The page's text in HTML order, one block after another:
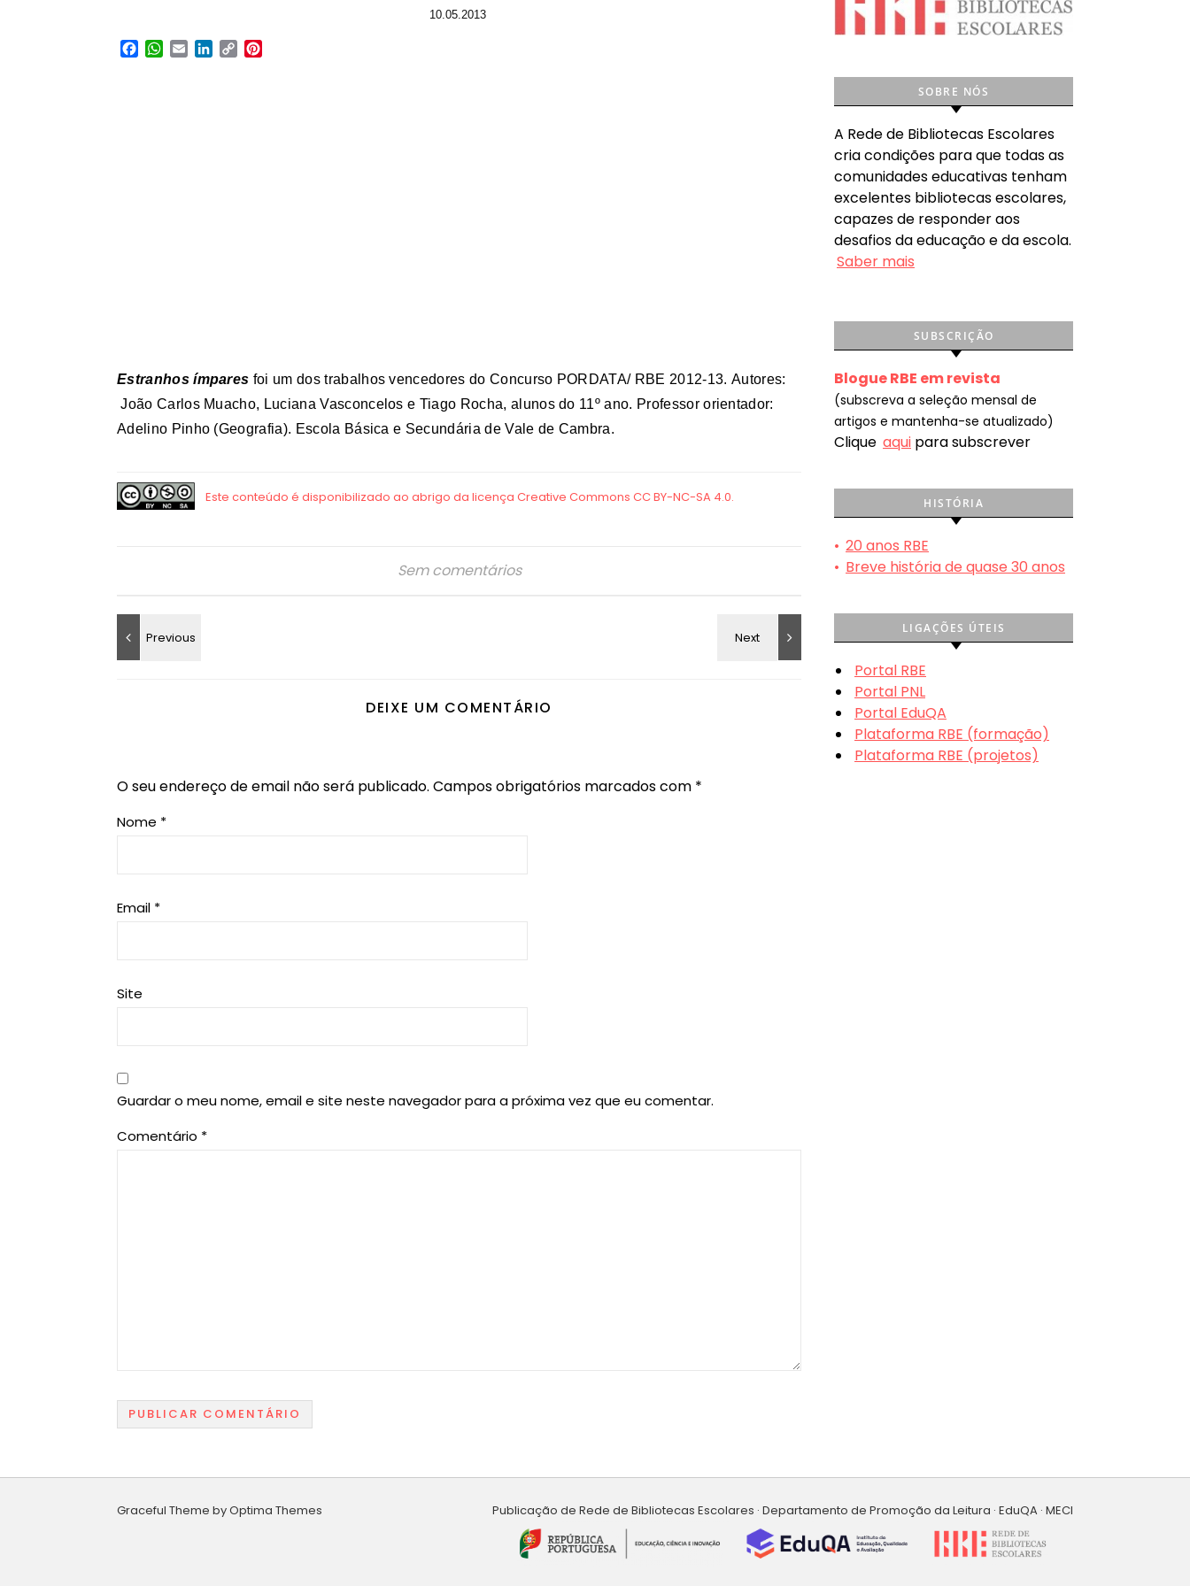
10.05.2013
Facebook
WhatsApp
EmailLinkedIn
Copy
Estranhos ímpares foi um dos trabalhos vencedores do Concurso PORDATA/ RBE 2012-13. Autores:
João Carlos Muacho, Luciana Vasconcelos e Tiago Rocha, alunos do 11º ano. Professor orientador:
Adelino Pinho (Geografia). Escola Básica e Secundária de Vale de Cambra.
Sem comentários
DEIXE UM COMENTÁRIO
O seu endereço de email não será publicado. Campos obrigatórios marcados com *
Nome *
Email *
Site
Guardar o meu nome, email e site neste navegador para a próxima vez que eu comentar.
Comentário *
SOBRE NÓS
A Rede de Bibliotecas Escolares
cria condições para que todas as
comunidades educativas tenham
excelentes bibliotecas escolares,
capazes de responder aos
desafios da educação e da escola.
Saber mais
SUBSCRIÇÃO
Blogue RBE em revista
(subscreva a seleção mensal de
artigos e mantenha-se atualizado)
Clique aqui para subscrever
HISTÓRIA
• 20 anos RBE
• Breve história de quase 30 anos
LIGAÇÕES ÚTEIS
Portal RBE
Portal PNL
Portal EduQA
Plataforma RBE (formação)
Plataforma RBE (projetos)
Publicação de Rede de Bibliotecas Escolares · Departamento de Promoção da Leitura · EduQA · MECI
Graceful Theme byOptima Themes